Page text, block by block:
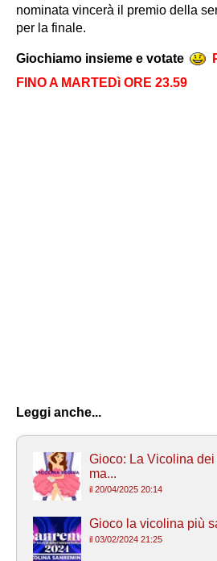
nominata vincerà il premio della
per la finale.
Giochiamo insieme e votate
FINO A MARTEDì ORE 23.59
Leggi anche...
Gioco: La Vicolina
ma...
il 20/04/2025 20:14
Gioco la vicolina più
il 03/02/2024 21:25